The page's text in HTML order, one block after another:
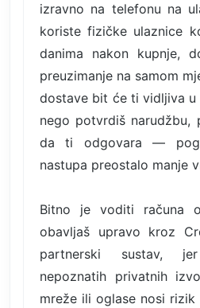
izravno na telefonu na
koriste fizičke ulaznice
danima nakon kupnje,
preuzimanje na samom
dostave bit će ti vidljiva u
nego potvrdiš narudžbu,
da ti odgovara —
nastupa preostalo manje
Bitno je voditi računa
obavljaš upravo kroz
partnerski sustav,
nepoznatih privatnih
mreže ili oglase nosi